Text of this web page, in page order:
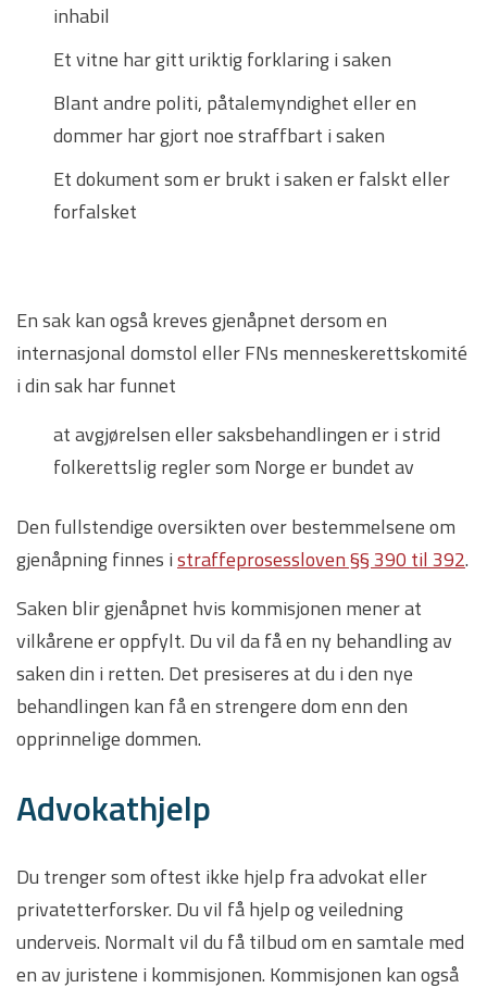
inhabil
Et vitne har gitt uriktig forklaring i saken
Blant andre politi, påtalemyndighet eller en
dommer har gjort noe straffbart i saken
Et dokument som er brukt i saken er falskt eller
forfalsket
En sak kan også kreves gjenåpnet dersom en
internasjonal domstol eller FNs menneskerettskomité
i din sak har funnet
at avgjørelsen eller saksbehandlingen er i strid
folkerettslig regler som Norge er bundet av
Den fullstendige oversikten over bestemmelsene om
gjenåpning finnes istraffeprosessloven §§ 390 til 392.
Saken blir gjenåpnet hvis kommisjonen mener at
vilkårene er oppfylt. Du vil da få en ny behandling av
saken din i retten. Det presiseres at du i den nye
behandlingen kan få en strengere dom enn den
opprinnelige dommen.
Advokathjelp
Du trenger som oftest ikke hjelp fra advokat eller
privatetterforsker. Du vil få hjelp og veiledning
underveis. Normalt vil du få tilbud om en samtale med
en av juristene i kommisjonen. Kommisjonen kan også